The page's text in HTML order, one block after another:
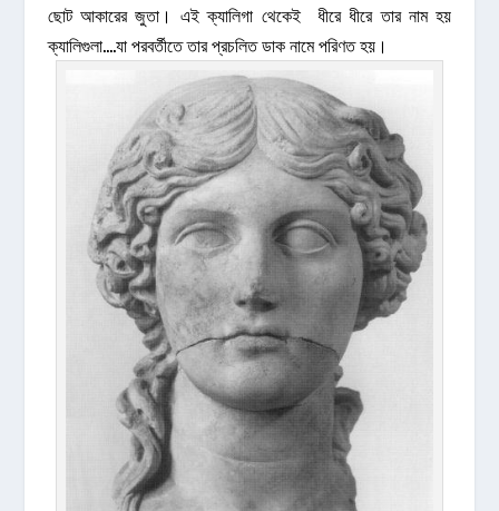
ছোট আকারের জুতা। এই ক্যালিগা থেকেই ধীরে ধীরে তার নাম হয়
ক্যালিগুলা….যা পরবর্তীতে তার প্রচলিত ডাক নামে পরিণত হয়।